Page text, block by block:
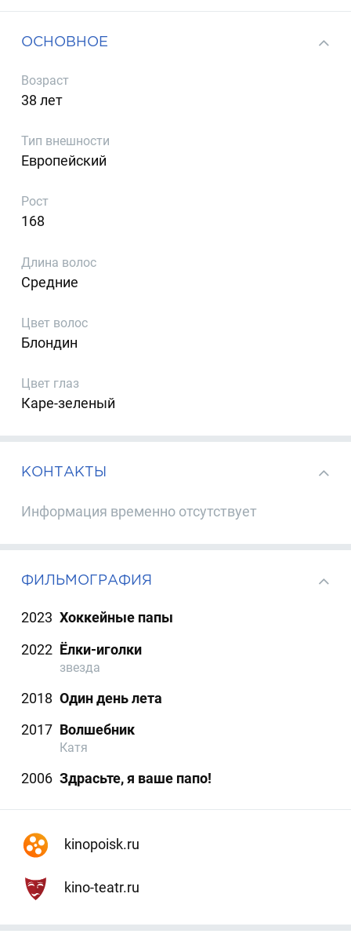
ОСНОВНОЕ
Возраст
38 лет
Тип внешности
Европейский
Рост
168
Длина волос
Средние
Цвет волос
Блондин
Цвет глаз
Каре-зеленый
КОНТАКТЫ
Информация временно отсутствует
ФИЛЬМОГРАФИЯ
2023 Хоккейные папы
2022 Ёлки-иголки
звезда
2018 Один день лета
2017 Волшебник
Катя
2006 Здрасьте, я ваше папо!
kinopoisk.ru
kino-teatr.ru